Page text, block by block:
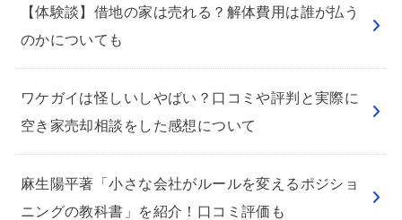
【体験談】借地の家は売れる？解体費用は誰が払う
のかについても
ワケガイは怪しいしやばい？口コミや評判と実際に
空き家売却相談をした感想について
麻生陽平著「小さな会社がルールを変えるポジショ
ニングの教科書」を紹介！口コミ評価も